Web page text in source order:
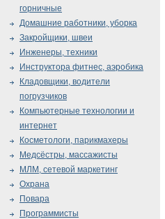
горничные
Домашние работники, уборка
Закройщики, швеи
Инженеры, техники
Инструктора фитнес, аэробика
Кладовщики, водители
погрузчиков
Компьютерные технологии и
интернет
Косметологи, парикмахеры
Медсёстры, массажисты
МЛМ, сетевой маркетинг
Охрана
Повара
Программисты